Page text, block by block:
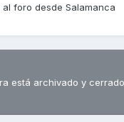
foro desde Salamanca
está archivado y